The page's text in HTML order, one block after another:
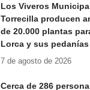
Los Viveros
Torrecilla producen
de 20.000 plantas
Lorca y sus pedanías
7 de agosto de 2026
Cerca de 286